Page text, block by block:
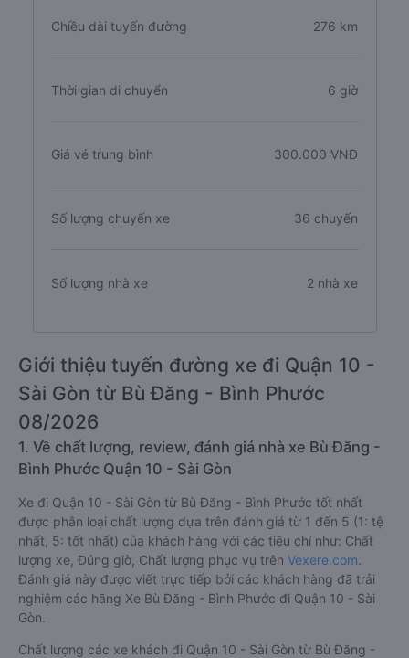
Chiều dài tuyến đường 276 km
Thời gian di chuyển 6 giờ
Giá vé trung bình 300.000 VNĐ
Số lượng chuyến xe 36 chuyến
Số lượng nhà xe 2 nhà xe
Giới thiệu tuyến đường xe đi Quận 10 -
Sài Gòn từ Bù Đăng - Bình Phước
08/2026
1. Về chất lượng, review, đánh giá nhà xe Bù Đăng -
Bình Phước Quận 10 - Sài Gòn
Xe đi Quận 10 - Sài Gòn từ Bù Đăng - Bình Phước tốt nhất
được phân loại chất lượng dựa trên đánh giá từ 1 đến 5 (1: tệ
nhất, 5: tốt nhất) của khách hàng với các tiêu chí như: Chất
lượng xe, Đúng giờ, Chất lượng phục vụ trên Vexere.com.
Đánh giá này được viết trực tiếp bởi các khách hàng đã trải
nghiệm các hãng Xe Bù Đăng - Bình Phước đi Quận 10 - Sài
Gòn.
Chất lượng các xe khách đi Quận 10 - Sài Gòn từ Bù Đăng -